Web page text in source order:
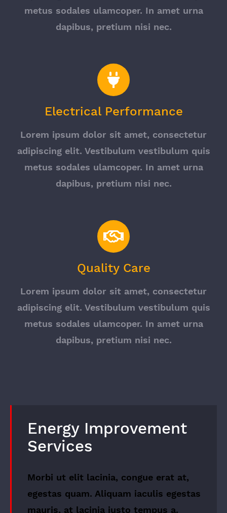
metus sodales ulamcoper. In amet urna
dapibus, pretium nisi nec.
Electrical Performance
Lorem ipsum dolor sit amet, consectetur
adipiscing elit. Vestibulum vestibulum quis
metus sodales ulamcoper. In amet urna
dapibus, pretium nisi nec.
Quality Care
Lorem ipsum dolor sit amet, consectetur
adipiscing elit. Vestibulum vestibulum quis
metus sodales ulamcoper. In amet urna
dapibus, pretium nisi nec.
Energy Improvement
Services
Morbi ut elit lacinia, congue erat at,
egestas quam. Aliquam iaculis egestas
mauris, at lacinia justo tempus a.